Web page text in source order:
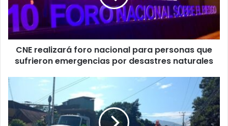
personas
que
sufrieron
emergencias
por
desastres
CNE realizará foro nacional para personas que
sufrieron emergencias por desastres naturales
¡Atención
Puente
en
San